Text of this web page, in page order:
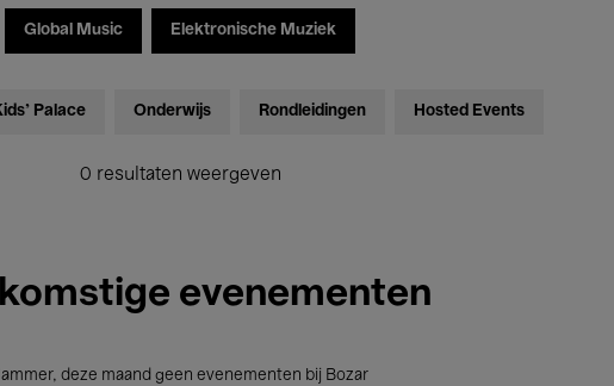
Global Music Elektronische Muziek
Palace Onderwijs Rondleidingen Hosted Events
0 resultaten weergeven
evenementen
deze maand geen evenementen bij Bozar